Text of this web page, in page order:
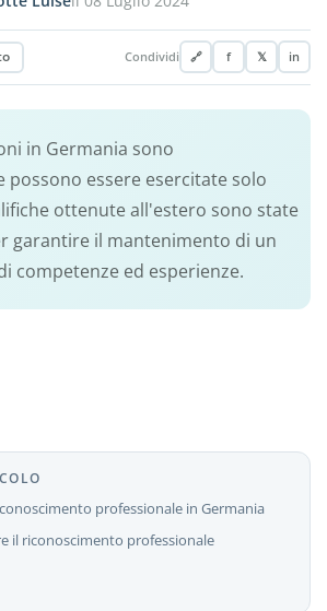
Condividi 🔗 f 𝕏 in
in Germania sono
possono essere esercitate solo
ottenute all'estero sono state
garantire il mantenimento di un
competenze ed esperienze.
professionale in Germania
il riconoscimento professionale